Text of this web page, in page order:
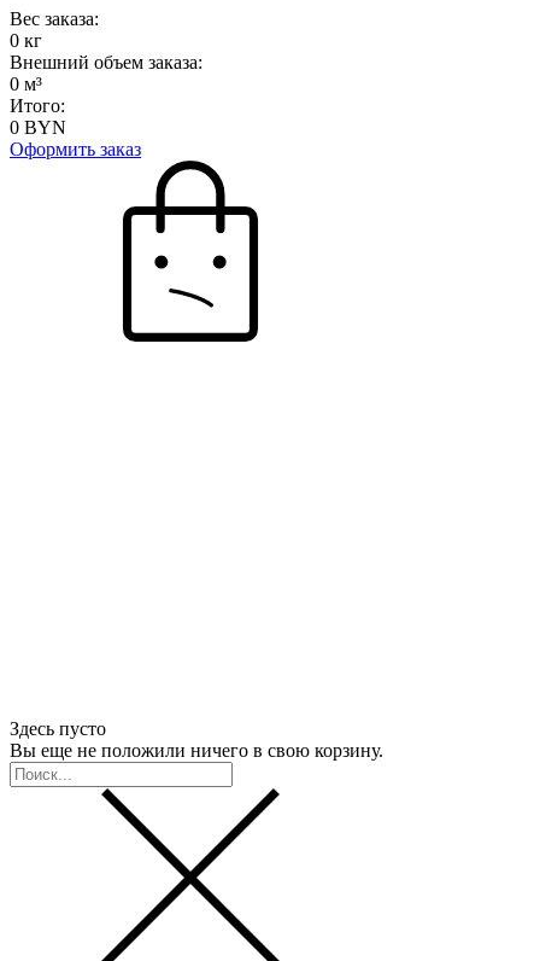
Вес заказа:
0 кг
Внешний объем заказа:
0 м³
Итого:
0 BYN
Оформить заказ
Здесь пусто
Вы еще не положили ничего в свою корзину.